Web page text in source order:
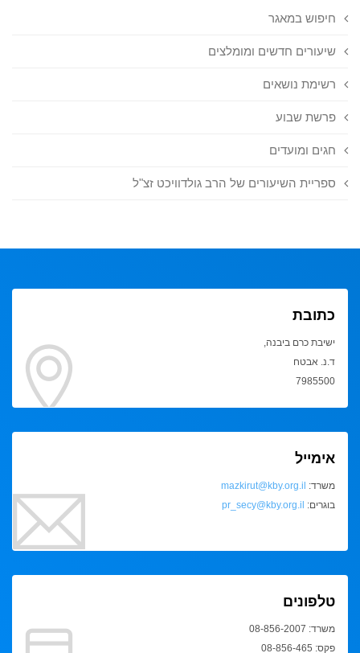
חיפוש במאגר
שיעורים חדשים ומומלצים
רשימת נושאים
פרשת שבוע
חגים ומועדים
ספריית השיעורים של הרב גולדוויכט זצ"ל
כתובת
ישיבת כרם ביבנה,
ד.נ. אבטח
7985500
אימייל
משרד: mazkirut@kby.org.il
בוגרים: pr_secy@kby.org.il
טלפונים
משרד: 08-856-2007
פקס: 08-856-465